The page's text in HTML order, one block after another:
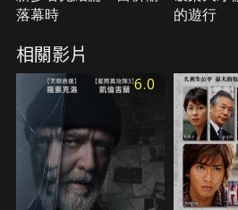
落幕時
的遊行
相關影片
6.0